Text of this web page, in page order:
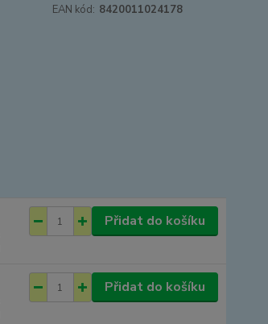
EAN kód: 8420011024178
Přidat do košíku
Přidat do košíku